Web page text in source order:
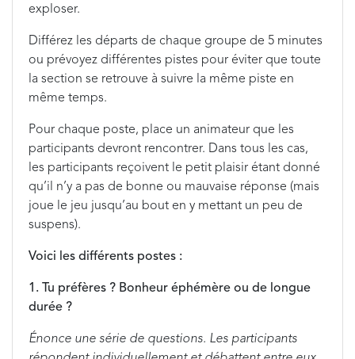
exploser.
Différez les départs de chaque groupe de 5 minutes
ou prévoyez différentes pistes pour éviter que toute
la section se retrouve à suivre la même piste en
même temps.
Pour chaque poste, place un animateur que les
participants devront rencontrer. Dans tous les cas,
les participants reçoivent le petit plaisir étant donné
qu’il n’y a pas de bonne ou mauvaise réponse (mais
joue le jeu jusqu’au bout en y mettant un peu de
suspens).
Voici les différents postes :
1. Tu préfères ? Bonheur éphémère ou de longue
durée ?
Énonce une série de questions. Les participants